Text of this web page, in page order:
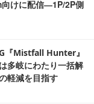
けに配信―1P/2P側
『Mistfall Hunter』
多岐にわたり一括解
軽減を目指す